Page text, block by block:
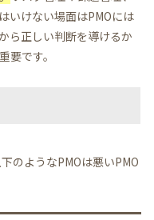
いけない場面はPMOには
ら正しい判断を導けるか
要です。
のようなPMOは悪いPMO